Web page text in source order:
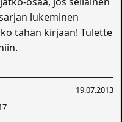
lukeminen
tähän kirjaan! Tulette
19.07.2013